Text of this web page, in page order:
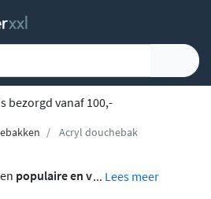
bezorgd vanaf 100,-
Acryl douchebak
populaire en v... Lees meer